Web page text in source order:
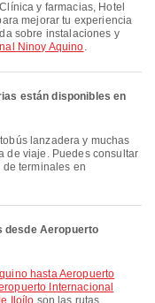
mejorar tu experiencia
sobre instalaciones y
Ninoy Aquino.
están disponibles en
de viaje. Puedes consultar
terminales en
desde Aeropuerto
Internacional
Iloílo son las rutas